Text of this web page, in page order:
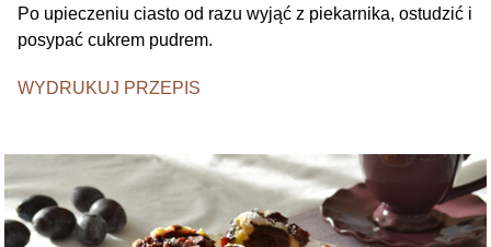
Po upieczeniu ciasto od razu wyjąć z piekarnika, ostudzić i
posypać cukrem pudrem.
WYDRUKUJ PRZEPIS